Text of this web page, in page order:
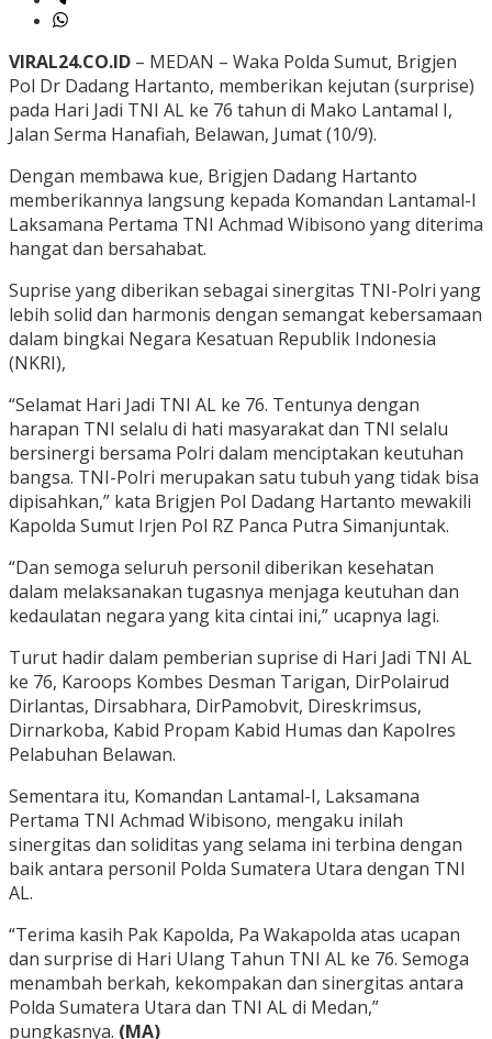
VIRAL24.CO.ID – MEDAN – Waka Polda Sumut, Brigjen
Pol Dr Dadang Hartanto, memberikan kejutan (surprise)
pada Hari Jadi TNI AL ke 76 tahun di Mako Lantamal I,
Jalan Serma Hanafiah, Belawan, Jumat (10/9).
Dengan membawa kue, Brigjen Dadang Hartanto
memberikannya langsung kepada Komandan Lantamal-I
Laksamana Pertama TNI Achmad Wibisono yang diterima
hangat dan bersahabat.
Suprise yang diberikan sebagai sinergitas TNI-Polri yang
lebih solid dan harmonis dengan semangat kebersamaan
dalam bingkai Negara Kesatuan Republik Indonesia
(NKRI),
“Selamat Hari Jadi TNI AL ke 76. Tentunya dengan
harapan TNI selalu di hati masyarakat dan TNI selalu
bersinergi bersama Polri dalam menciptakan keutuhan
bangsa. TNI-Polri merupakan satu tubuh yang tidak bisa
dipisahkan,” kata Brigjen Pol Dadang Hartanto mewakili
Kapolda Sumut Irjen Pol RZ Panca Putra Simanjuntak.
“Dan semoga seluruh personil diberikan kesehatan
dalam melaksanakan tugasnya menjaga keutuhan dan
kedaulatan negara yang kita cintai ini,” ucapnya lagi.
Turut hadir dalam pemberian suprise di Hari Jadi TNI AL
ke 76, Karoops Kombes Desman Tarigan, DirPolairud
Dirlantas, Dirsabhara, DirPamobvit, Direskrimsus,
Dirnarkoba, Kabid Propam Kabid Humas dan Kapolres
Pelabuhan Belawan.
Sementara itu, Komandan Lantamal-I, Laksamana
Pertama TNI Achmad Wibisono, mengaku inilah
sinergitas dan soliditas yang selama ini terbina dengan
baik antara personil Polda Sumatera Utara dengan TNI
AL.
“Terima kasih Pak Kapolda, Pa Wakapolda atas ucapan
dan surprise di Hari Ulang Tahun TNI AL ke 76. Semoga
menambah berkah, kekompakan dan sinergitas antara
Polda Sumatera Utara dan TNI AL di Medan,”
pungkasnya. (MA)